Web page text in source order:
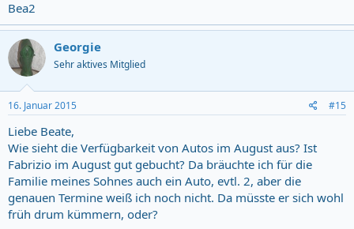
Bea2
Georgie
Sehr aktives Mitglied
16. Januar 2015 #15
Liebe Beate,
Wie sieht die Verfügbarkeit von Autos im August aus? Ist
Fabrizio im August gut gebucht? Da bräuchte ich für die
Familie meines Sohnes auch ein Auto, evtl. 2, aber die
genauen Termine weiß ich noch nicht. Da müsste er sich wohl
früh drum kümmern, oder?